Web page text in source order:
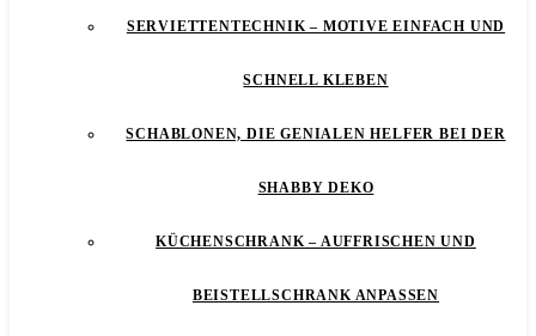
SERVIETTENTECHNIK – MOTIVE EINFACH UND
SCHNELL KLEBEN
SCHABLONEN, DIE GENIALEN HELFER BEI DER
SHABBY DEKO
KÜCHENSCHRANK – AUFFRISCHEN UND
BEISTELLSCHRANK ANPASSEN